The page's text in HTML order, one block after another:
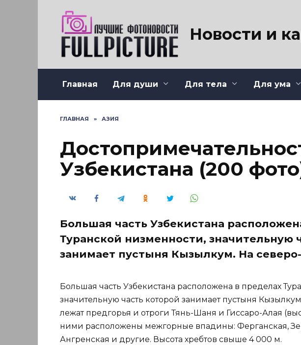
Новости и
Главная Для души Для тела Для ума
ГЛАВНАЯ » АЗИЯ
Узбекистана (200
Большая часть Узбекистана
Туранской низменности, значительную
занимает пустыня Кызылкум. На
Большая часть Узбекистана расположена в пределах
значительную часть которой занимает пустыня
лежат предгорья и отроги Тянь-Шаня и Гиссаро-Алая
ними расположены межгорные впадины: Ферганская,
Ангренская и другие. Высота хребтов свыше 4 000 м.